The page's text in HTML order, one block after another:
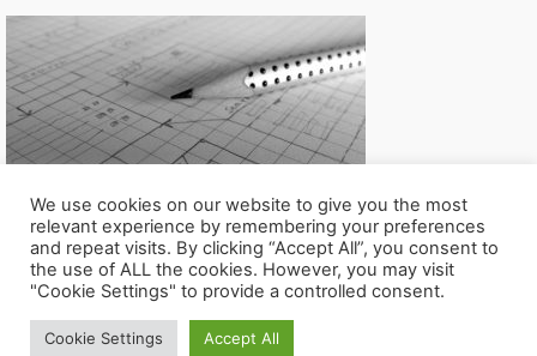
We use cookies on our website to give you the most
relevant experience by remembering your preferences
and repeat visits. By clicking “Accept All”, you consent to
the use of ALL the cookies. However, you may visit
"Cookie Settings" to provide a controlled consent.
Cookie Settings Accept All